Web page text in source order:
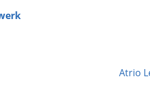
Atrio